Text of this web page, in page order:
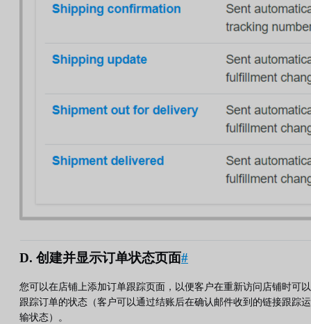
D. 创建并显示订单状态页面#
您可以在店铺上添加订单跟踪页面，以便客户在重新访问店铺时可以
跟踪订单的状态（客户可以通过结账后在确认邮件收到的链接跟踪运
输状态）。